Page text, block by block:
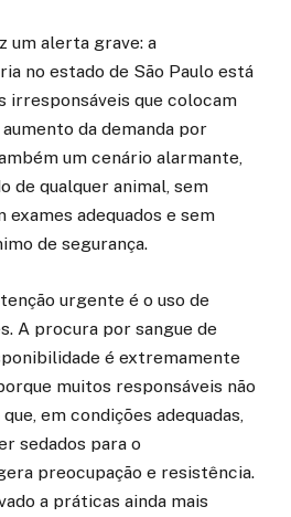
um alerta grave: a
no estado de São Paulo está
irresponsáveis que colocam
da demanda por
um cenário alarmante,
de qualquer animal, sem
adequados e sem
de segurança.
urgente é o uso de
A procura por sangue de
é extremamente
muitos responsáveis não
em condições adequadas,
sedados para o
preocupação e resistência.
a práticas ainda mais